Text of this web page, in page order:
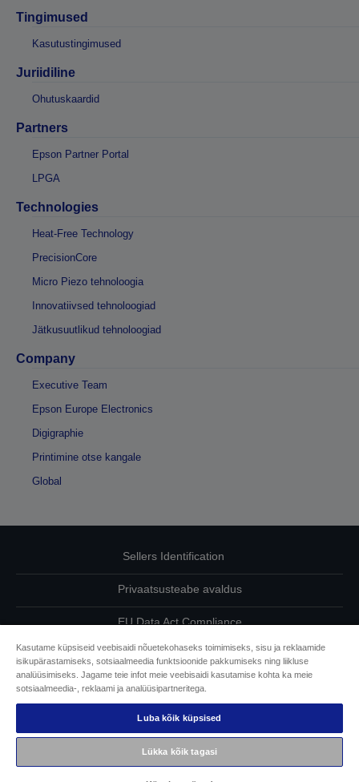
Tingimused
Kasutustingimused
Juriidiline
Ohutuskaardid
Partners
Epson Partner Portal
LPGA
Technologies
Heat-Free Technology
PrecisionCore
Micro Piezo tehnoloogia
Innovatiivsed tehnoloogiad
Jätkusuutlikud tehnoloogiad
Company
Executive Team
Epson Europe Electronics
Digigraphie
Printimine otse kangale
Global
Sellers Identification
Privaatsusteabe avaldus
EU Data Act Compliance
Võtke meiega oma andmete osas ühendust
Cookie Information
Epsoni pühendumine juurdepääsetavusele
Autoriõigus © 2026 Seiko Epson
Kasutame küpsiseid veebisaidi nõuetekohaseks toimimiseks, sisu ja reklaamide
isikupärastamiseks, sotsiaalmeedia funktsioonide pakkumiseks ning liikluse
analüüsimiseks. Jagame teie infot meie veebisaidi kasutamise kohta ka meie
sotsiaalmeedia-, reklaami ja analüüsipartneritega.
Luba kõik küpsised
Lükka kõik tagasi